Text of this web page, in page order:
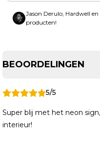
Jason Derulo, Hardwell en
producten!
BEOORDELINGEN
5/5
Super blij met het neon
interieur!